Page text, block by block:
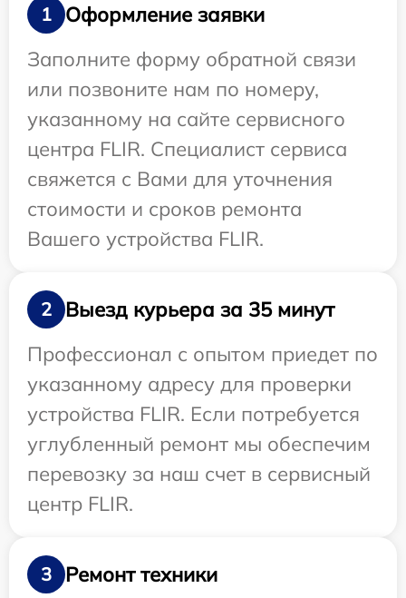
1
Оформление заявки
Заполните форму обратной связи
или позвоните нам по номеру,
указанному на сайте сервисного
центра FLIR. Специалист сервиса
свяжется с Вами для уточнения
стоимости и сроков ремонта
Вашего устройства FLIR.
2
Выезд курьера за 35 минут
Профессионал с опытом приедет по
указанному адресу для проверки
устройства FLIR. Если потребуется
углубленный ремонт мы обеспечим
перевозку за наш счет в сервисный
центр FLIR.
3 Ремонт техники